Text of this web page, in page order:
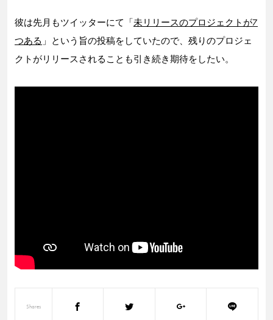
彼は先月もツイッターにて「未リリースのプロジェクトが7
つある」という旨の投稿をしていたので、残りのプロジェ
クトがリリースされることも引き続き期待をしたい。
Shares